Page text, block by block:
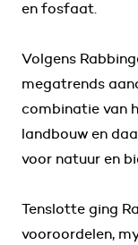
en fosfaat.
Volgens
megatrends
combinatie van
landbouw en
voor natuur en
Tenslotte ging
vooroordelen,